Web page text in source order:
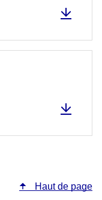
Haut de page